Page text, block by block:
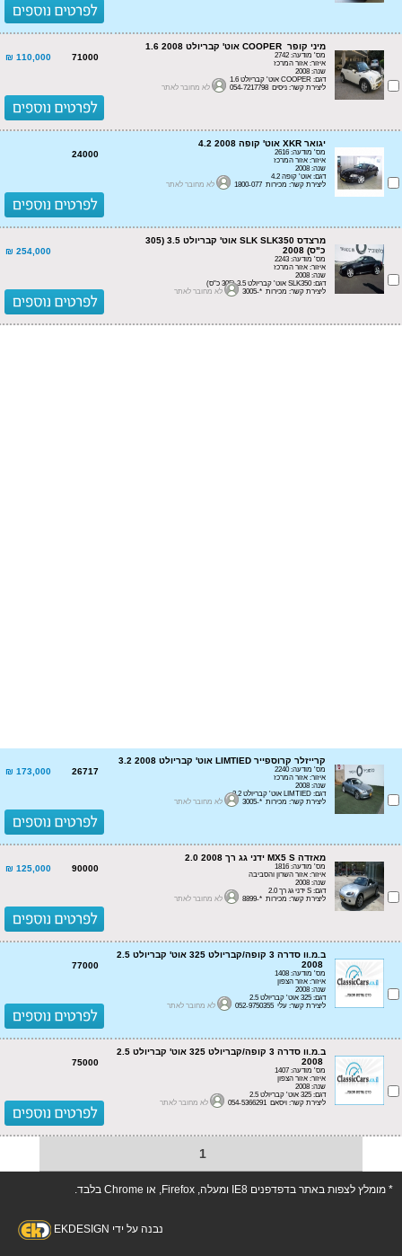
מיני קופר COOPER אוט' קבריולט 1.6 2008
מס' מודעה: 2742
איזור: אזור המרכז
שנה: 2008
דגם: COOPER אוט' קבריולט 1.6
ליצירת קשר: ניסים 054-7217798
לא מחובר לאתר
71000
110,000 ₪
יגואר XKR אוט' קופה 4.2 2008
מס' מודעה: 2616
איזור: אזור המרכז
שנה: 2008
דגם: אוט' קופה 4.2
ליצירת קשר: מכירות 1800-077
לא מחובר לאתר
24000
מרצדס SLK SLK350 אוט' קבריולט 3.5 (305
כ"ס) 2008
מס' מודעה: 2243
איזור: אזור המרכז
שנה: 2008
דגם: SLK350 אוט' קבריולט 3.5 (305 כ"ס)
ליצירת קשר: מכירות *-3005
לא מחובר לאתר
254,000 ₪
קרייזלר קרוספייר LIMTIED אוט' קבריולט 3.2 2008
מס' מודעה: 2240
איזור: אזור המרכז
שנה: 2008
דגם: LIMTIED אוט' קבריולט 3.2
ליצירת קשר: מכירות *-3005
לא מחובר לאתר
26717
173,000 ₪
מאזדה MX5 S ידני גג רך 2.0 2008
מס' מודעה: 1816
איזור: אזור השרון והסביבה
שנה: 2008
דגם: S ידני גג רך 2.0
ליצירת קשר: מכירות *-8899
לא מחובר לאתר
90000
125,000 ₪
ב.מ.וו סדרה 3 קופה/קבריולט 325 אוט' קבריולט 2.5
מס' מודעה: 1408
איזור: אזור הצפון
שנה: 2008
דגם: 325 אוט' קבריולט 2.5
ליצירת קשר: עלי 052-9750355
לא מחובר לאתר
77000
ב.מ.וו סדרה 3 קופה/קבריולט 325 אוט' קבריולט 2.5
מס' מודעה: 1407
איזור: אזור הצפון
שנה: 2008
דגם: 325 אוט' קבריולט 2.5
ליצירת קשר: ויסאם 054-5366291
לא מחובר לאתר
75000
1
* מומלץ לצפות באתר בדפדפנים IE8 ומעלה, Firefox, או Chrome בלבד.
נבנה על ידי EKDESIGN